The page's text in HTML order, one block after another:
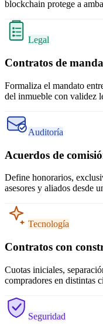
blockchain protege a
Legal
Contratos de
Formaliza el mandato
del inmueble con validez
Auditoría
Acuerdos de
Define honorarios,
asesores y aliados desde
Tecnología
Contratos con
Cuotas iniciales,
compradores en distintas
Seguridad